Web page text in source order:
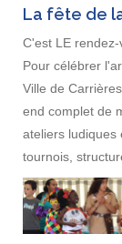
La fête de
C'est LE
Pour célébrer
Ville de
end complet de
ateliers ludiques
tournois,